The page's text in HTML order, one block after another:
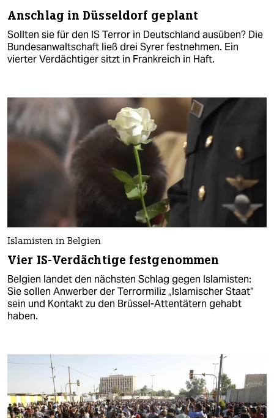
Anschlag in Düsseldorf geplant
Sollten sie für den IS Terror in Deutschland ausüben? Die
Bundesanwaltschaft ließ drei Syrer festnehmen. Ein
vierter Verdächtiger sitzt in Frankreich in Haft.
Islamisten in Belgien
Vier IS-Verdächtige festgenommen
Belgien landet den nächsten Schlag gegen Islamisten:
Sie sollen Anwerber der Terrormiliz „Islamischer Staat“
sein und Kontakt zu den Brüssel-Attentätern gehabt
haben.